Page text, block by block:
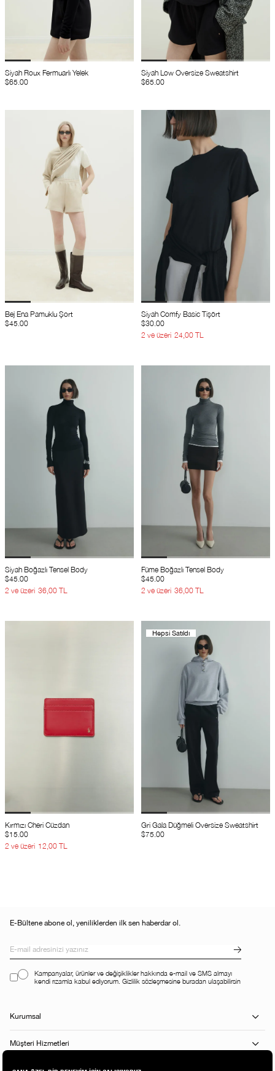
Siyah Roux Fermuarlı Yelek
$65.00
Siyah Low Oversize Sweatshirt
$65.00
Bej Ena Pamuklu Şort
$45.00
Siyah Comfy Basic Tişört
$30.00
2 ve üzeri 24,00 TL
Siyah Boğazlı Tensel Body
$45.00
2 ve üzeri 36,00 TL
Füme Boğazlı Tensel Body
$45.00
2 ve üzeri 36,00 TL
Kırmızı Cheri Cüzdan
$15.00
2 ve üzeri 12,00 TL
Hepsi Satıldı
Gri Gala Düğmeli Oversize Sweatshirt
$75.00
E-Bültene abone ol, yeniliklerden ilk sen haberdar ol.
Kampanyalar, ürünler ve değişiklikler hakkında e-mail ve SMS almayı
kendi rızamla kabul ediyorum. Gizlilik sözleşmesine buradan ulaşabilirsin
Kurumsal
Müşteri Hizmetleri